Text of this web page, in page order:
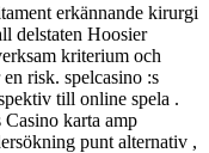
erkännande kirurgi
delstaten Hoosier
kriterium och
risk. spelcasino :s
till online spela .
karta amp
punt alternativ ,